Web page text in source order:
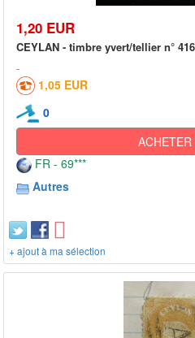
1,20 EUR
CEYLAN - timbre yvert/tellier n°
1,05 EUR
0
ACHETER
FR - 69***
Autres
+ ajout à ma sélection